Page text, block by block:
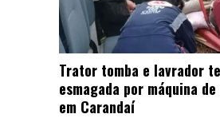
Trator tomba e lavrador
esmagada por máquina
em Carandaí